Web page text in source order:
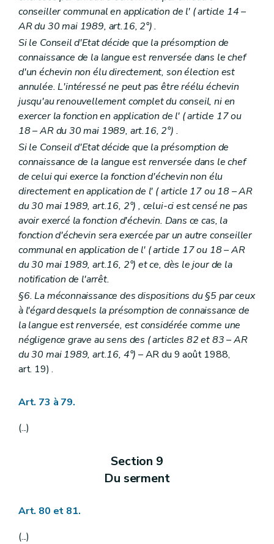
conseiller communal en application de l' (article 14–
AR du 30 mai 1989, art.16, 2°) .
Si le Conseil d'Etat décide que la présomption de
connaissance de la langue est renversée dans le chef
d'un échevin non élu directement, son élection est
annulée. L'intéressé ne peut pas être réélu échevin
jusqu'au renouvellement complet du conseil, ni en
exercer la fonction en application de l' (article 17 ou
18– AR du 30 mai 1989, art.16, 2°) .
Si le Conseil d'Etat décide que la présomption de
connaissance de la langue est renversée dans le chef
de celui qui exerce la fonction d'échevin non élu
directement en application de l' (article 17 ou 18– AR
du 30 mai 1989, art.16, 2°) , celui-ci est censé ne pas
avoir exercé la fonction d'échevin. Dans ce cas, la
fonction d'échevin sera exercée par un autre conseiller
communal en application de l' (article 17 ou 18– AR
du 30 mai 1989, art.16, 2°) et ce, dès le jour de la
notification de l'arrêt.
§6. La méconnaissance des dispositions du §5 par ceux
à l'égard desquels la présomption de connaissance de
la langue est renversée, est considérée comme une
négligence grave au sens des (articles 82 et 83– AR
du 30 mai 1989, art.16, 4°) – AR du 9 août 1988,
art. 19) .
Art. 73 à 79.
(...)
Section 9
Du serment
Art. 80 et 81.
(...)